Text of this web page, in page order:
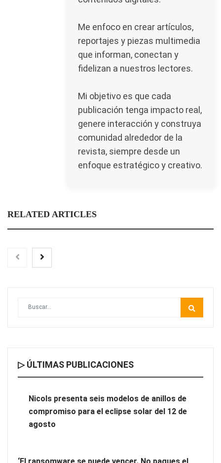
Me enfoco en crear artículos,
reportajes y piezas multimedia
que informan, conectan y
fidelizan a nuestros lectores.
Mi objetivo es que cada
publicación tenga impacto real,
genere interacción y construya
comunidad alrededor de la
revista, siempre desde un
enfoque estratégico y creativo.
RELATED ARTICLES
▷ ÚLTIMAS PUBLICACIONES
Nicols presenta seis modelos de anillos de
compromiso para el eclipse solar del 12 de
agosto
‘El ransomware se puede vencer. No pagues el